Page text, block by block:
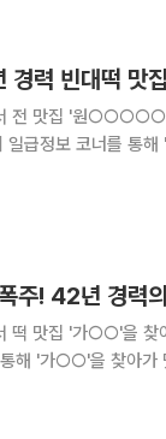
경력 빈대떡
맛집 '원
일급정보 코너
다양
주! 42년 경
찾아간다. 1일 방송되는
가○○'을 찾아가 맛의 비